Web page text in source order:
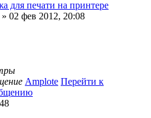
для печати на принтере
» 02 фев 2012, 20:08
Amplote Перейти к